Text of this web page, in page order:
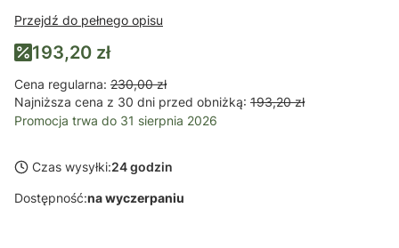
Przejdź do pełnego opisu
193,20 zł
Cena regularna: 230,00 zł
Najniższa cena z 30 dni przed obniżką: 193,20 zł
Promocja trwa do 31 sierpnia 2026
Czas wysyłki:24 godzin
Dostępność:na wyczerpaniu